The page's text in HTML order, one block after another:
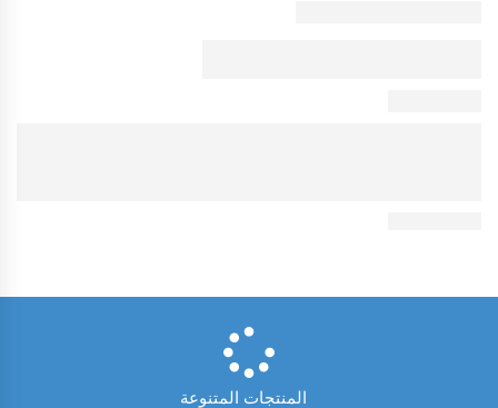
المنتجات المتنوعة